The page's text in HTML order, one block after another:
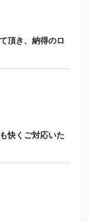
頂き、納得のロ
快くご対応いた